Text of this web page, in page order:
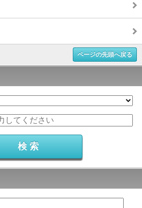
ページの先頭へ戻る